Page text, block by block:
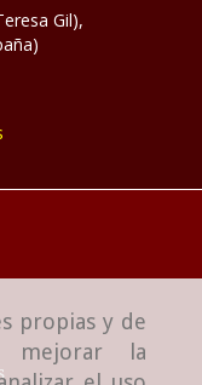
propias y de
mejorar la
Gil),